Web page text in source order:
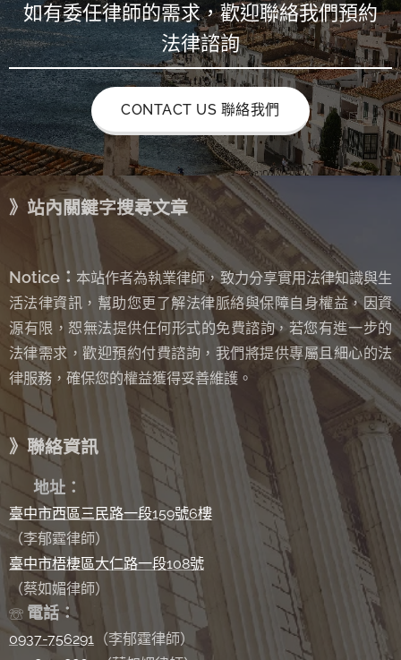
如有委任律師的需求，歡迎聯絡我們預約
法律諮詢
CONTACT US 聯絡我們
》站內關鍵字搜尋文章
Notice： 本站作者為執業律師，致力分享實用法律知識與生
活法律資訊，幫助您更了解法律脈絡與保障自身權益，因資
源有限，恕無法提供任何形式的免費諮詢， 若您有進一步的
法律需求，歡迎預約付費諮詢，我們將提供專屬且細心的法
律服務，確保您的權益獲得妥善維護。
》聯絡資訊
地址：
臺中市西區三民路一段159號6樓
（李郁霆律師）
臺中市梧棲區大仁路一段108號
（蔡如媚律師）
☏ 電話：
0937-756291 （李郁霆律師）